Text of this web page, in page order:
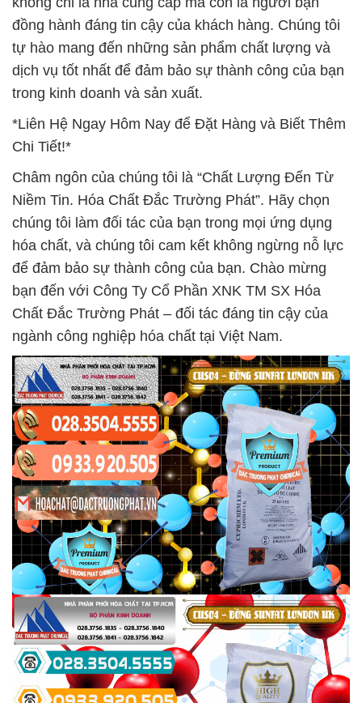
đồng hành đáng tin cậy của khách hàng. Chúng tôi
tự hào mang đến những sản phẩm chất lượng và
dịch vụ tốt nhất để đảm bảo sự thành công của bạn
trong kinh doanh và sản xuất.
*Liên Hệ Ngay Hôm Nay để Đặt Hàng và Biết Thêm
Chi Tiết!*
Châm ngôn của chúng tôi là “Chất Lượng Đến Từ
Niềm Tin. Hóa Chất Đắc Trường Phát”. Hãy chọn
chúng tôi làm đối tác của bạn trong mọi ứng dụng
hóa chất, và chúng tôi cam kết không ngừng nỗ lực
để đảm bảo sự thành công của bạn. Chào mừng
bạn đến với Công Ty Cổ Phần XNK TM SX Hóa
Chất Đắc Trường Phát – đối tác đáng tin cậy của
ngành công nghiệp hóa chất tại Việt Nam.